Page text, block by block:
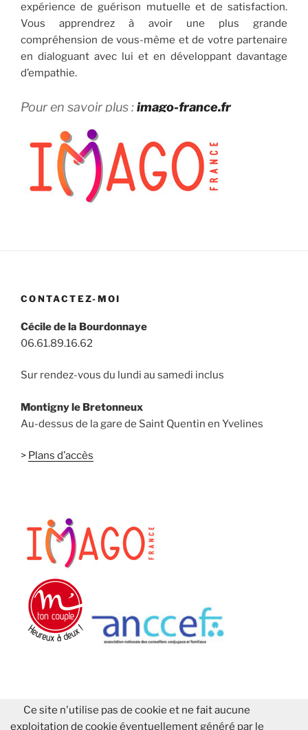
expérience de guérison mutuelle et de satisfaction.
Vous apprendrez à avoir une plus grande
compréhension de vous-même et de votre partenaire
en dialoguant avec lui et en développant davantage
d’empathie.
Pour en savoir plus :imago-france.fr
CONTACTEZ-MOI
Cécile de la Bourdonnaye
06.61.89.16.62
Sur rendez-vous du lundi au samedi inclus
Montigny le Bretonneux
Au-dessus de la gare de Saint Quentin en Yvelines
> Plans d’accès
Ce site n'utilise pas de cookie et ne fait aucune
exploitation de cookie éventuellement généré par le